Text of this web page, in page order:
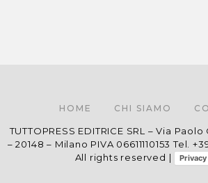
HOME CHI SIAMO
TUTTOPRESS EDITRICE SRL – Via
– 20148 – Milano PIVA 06611110153 Tel.
All rights reserved |